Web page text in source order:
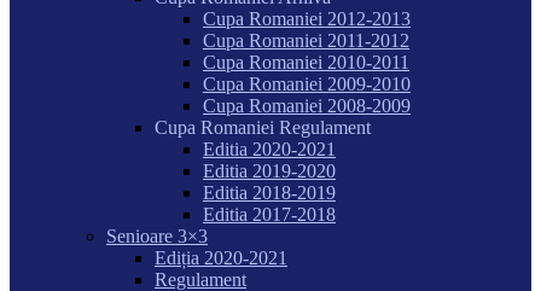
Cupa Romaniei 2012-2013
Cupa Romaniei 2011-2012
Cupa Romaniei 2010-2011
Cupa Romaniei 2009-2010
Cupa Romaniei 2008-2009
Cupa Romaniei Regulament
Editia 2020-2021
Editia 2019-2020
Editia 2018-2019
Editia 2017-2018
Senioare 3×3
Ediția 2020-2021
Regulament